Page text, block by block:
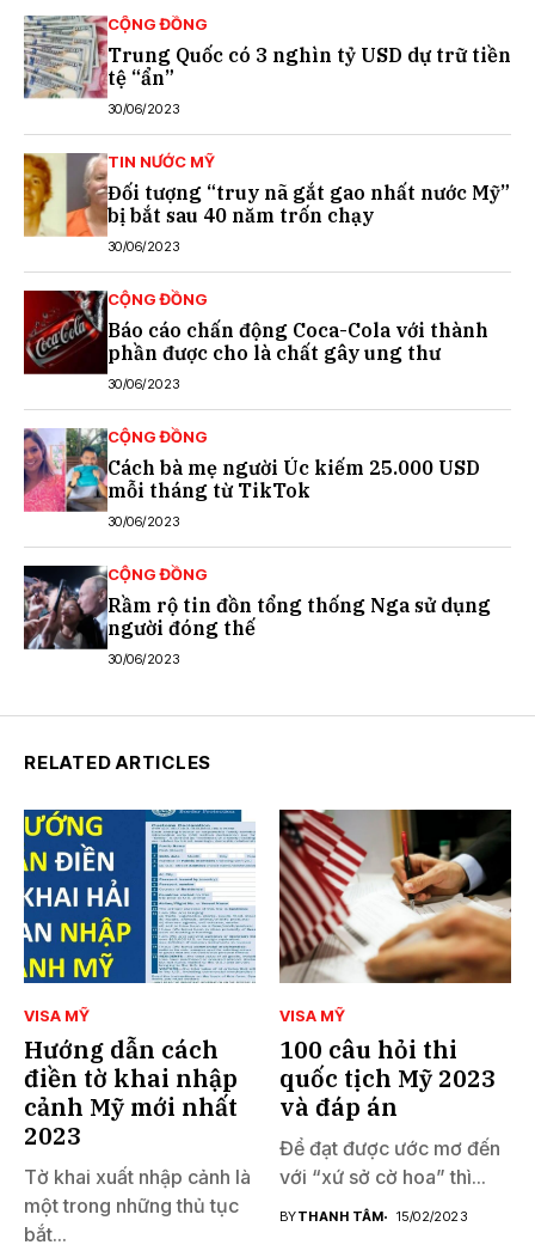
CỘNG ĐỒNG
Trung Quốc có 3 nghìn tỷ USD dự trữ tiền
tệ “ẩn”
30/06/2023
TIN NƯỚC MỸ
Đối tượng “truy nã gắt gao nhất nước Mỹ”
bị bắt sau 40 năm trốn chạy
30/06/2023
CỘNG ĐỒNG
Báo cáo chấn động Coca-Cola với thành
phần được cho là chất gây ung thư
30/06/2023
CỘNG ĐỒNG
Cách bà mẹ người Úc kiếm 25.000 USD
mỗi tháng từ TikTok
30/06/2023
CỘNG ĐỒNG
Rầm rộ tin đồn tổng thống Nga sử dụng
người đóng thế
30/06/2023
RELATED ARTICLES
VISA MỸ
Hướng dẫn cách
điền tờ khai nhập
cảnh Mỹ mới nhất
2023
Tờ khai xuất nhập cảnh là
một trong những thủ tục
bắt...
VISA MỸ
100 câu hỏi thi
quốc tịch Mỹ 2023
và đáp án
Để đạt được ước mơ đến
với “xứ sở cờ hoa” thì...
BYTHANH TÂM 15/02/2023